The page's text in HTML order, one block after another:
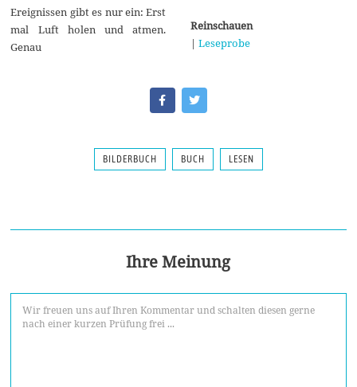
Ereignissen gibt es nur ein: Erst
mal Luft holen und atmen.
Genau
Reinschauen
| Leseprobe
BILDERBUCH BUCH LESEN
Ihre Meinung